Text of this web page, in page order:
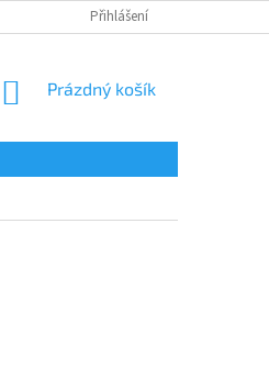
Přihlášení
NÁKUPNÍ
Prázdný košík